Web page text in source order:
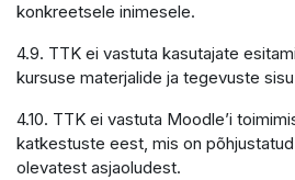
konkreetsele inimesele.
4.9. TTK ei vastuta kasutajate
kursuse materjalide ja tegevuste
4.10. TTK ei vastuta Moodle’i
katkestuste eest, mis on
olevatest asjaoludest.